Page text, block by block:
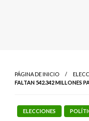
PÁGINA DE INICIO
FALTAN 542.342 MILLONES
ELECCIONES